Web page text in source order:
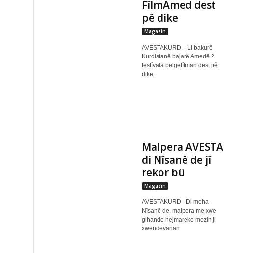
FîlmAmed dest
pê dike
Magazîn
AVESTAKURD – Li bakurê
Kurdistanê bajarê Amedê 2.
festîvala belgefîlman dest pê
dike.
Malpera AVESTA
di Nîsanê de jî
rekor bû
Magazîn
AVESTAKURD - Di meha
Nîsanê de, malpera me xwe
gihande hejmareke mezin ji
xwendevanan